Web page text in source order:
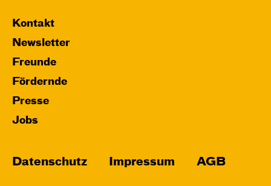
Kontakt
Newsletter
Freunde
Fördernde
Presse
Jobs
Datenschutz Impressum AGB